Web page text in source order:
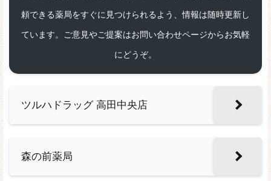
頼できる薬局をすぐに見つけられるよう、情報は随時更新し
ています。ご意見やご提案はお問い合わせページからお気軽
にどうぞ。
ツルハドラッグ 高田中央店
森の前薬局